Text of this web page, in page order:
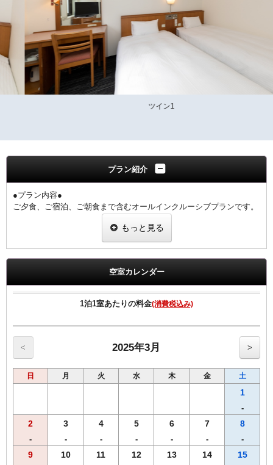
ツイン1
プラン紹介
●プラン内容●
ご夕食、ご宿泊、ご朝食まで含むオールインクルーシブプランです。
奈良の地酒・ご当地クラフトビールも一同に揃えております。
【和食】・【洋食】からお選び頂けます。
・大和牛、大和ポーク（鉄板焼き）
・大和肉鶏（むね肉、冷しゃぶ）（もも肉、唐揚げ）
・グラスサラダ（三輪素麺・大和なでしこ卵・海鮮・生野菜）
・ ご飯(【奈良県産】ひのひかり)、香の物
※営業時間の関係上、19時までのご到着、19時30分までにご来店くだ
※仕入れの状況よって内容が変更になる場合がございます。
※領収書は一括で「宿泊代」にてご用意致します。
【おことわり】奈良ざんまい御膳は、関西出身の料理長によるご宿泊
者限定メニューです。恐れ入りますが、２食付きご宿泊プランのみの
もっと見る
空室カレンダー
1泊1室あたりの料金(消費税込み)
< 2025年3月 >
日 月 火 水 木 金 土
1
-
2
-
3
-
4
-
5
-
6
-
7
-
8
-
9 10 11 12 13 14 15